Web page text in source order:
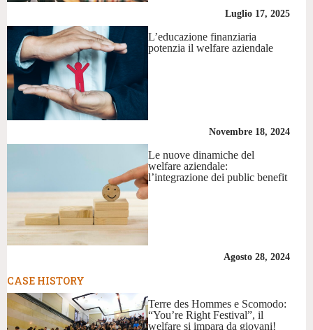
Luglio 17, 2025
L’educazione finanziaria
potenzia il welfare aziendale
Novembre 18, 2024
Le nuove dinamiche del
welfare aziendale:
l’integrazione dei public benefit
Agosto 28, 2024
CASE HISTORY
Terre des Hommes e Scomodo:
“You’re Right Festival”, il
welfare si impara da giovani!